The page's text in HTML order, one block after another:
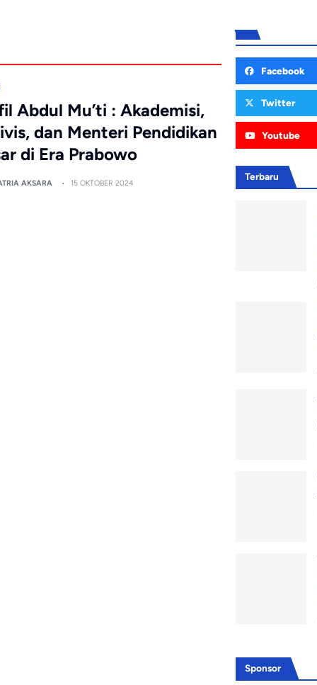
Abdul Mu’ti : Akademisi,
dan Menteri Pendidikan
di Era Prabowo
AKSARA 15 OKTOBER 2024
Facebook
Twitter
Youtube
Terbaru
Sponsor